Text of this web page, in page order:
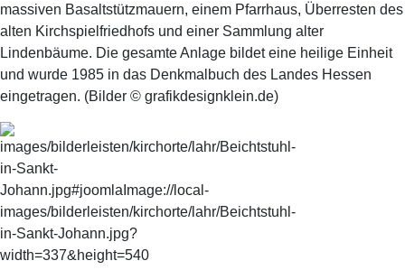
massiven Basaltstützmauern, einem Pfarrhaus, Überresten des
alten Kirchspielfriedhofs und einer Sammlung alter
Lindenbäume. Die gesamte Anlage bildet eine heilige Einheit
und wurde 1985 in das Denkmalbuch des Landes Hessen
eingetragen. (Bilder © grafikdesignklein.de)